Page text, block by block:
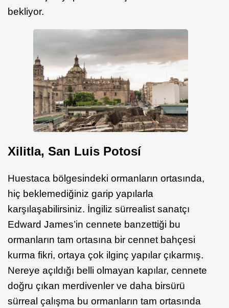
bekliyor.
Xilitla, San Luis Potosí
Huestaca bölgesindeki ormanların ortasında,
hiç beklemediğiniz garip yapılarla
karşılaşabilirsiniz. İngiliz sürrealist sanatçı
Edward James’in cennete banzettiği bu
ormanların tam ortasına bir cennet bahçesi
kurma fikri, ortaya çok ilginç yapılar çıkarmış.
Nereye açıldığı belli olmayan kapılar, cennete
doğru çıkan merdivenler ve daha birsürü
sürreal çalışma bu ormanların tam ortasında